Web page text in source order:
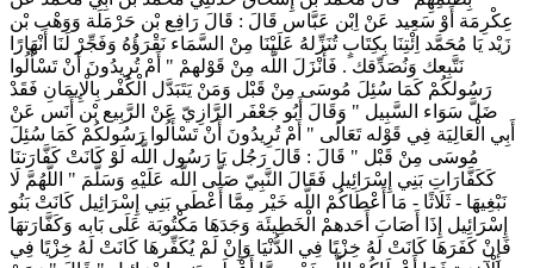
عِكْرِمَة أَوْ سَعِيد عَنْ اِبْن عَبَّاس قَالَ : قَالَ رَافِع بْن حَرْمَلَة وَوَهْب بْن
زَيْد يَا مُحَمَّد اِئْتِنَا بِكِتَابٍ تُنَزِّلهُ عَلَيْنَا مِنْ السَّمَاء نَقْرَؤُهُ وَفَجِّرْ لَنَا أَنْهَارًا
نَتَّبِعك وَنُصَدِّقك . فَأَنْزَلَ اللَّه مِنْ قَوْلهمْ " أَمْ تُرِيدُونَ أَنْ تَسْأَلُوا
رَسُولكُمْ كَمَا سُئِلَ مُوسَى مِنْ قَبْل وَمَنْ يَتَبَدَّل الْكُفْر بِالْإِيمَانِ فَقَدْ
ضَلَّ سَوَاء السَّبِيل " وَقَالَ أَبُو جَعْفَر الرَّازِيّ عَنْ الرَّبِيع بْن أَنَس عَنْ
أَبِي الْعَالِيَة فِي قَوْله تَعَالَى " أَمْ تُرِيدُونَ أَنْ تَسْأَلُوا رَسُولكُمْ كَمَا سُئِلَ
مُوسَى مِنْ قَبْل " قَالَ : قَالَ رَجُل يَا رَسُول اللَّه لَوْ كَانَتْ كَفَّارَتنَا
كَكَفَّارَاتِ بَنِي إِسْرَائِيل فَقَالَ النَّبِيّ صَلَّى اللَّه عَلَيْهِ وَسَلَّمَ " اللَّهُمَّ لَا
نَبْغِيهَا - ثَلَاثًا - مَا أَعْطَاكُمْ اللَّه خَيْر مِمَّا أَعْطَى بَنِي إِسْرَائِيل كَانَتْ بَنُو
إِسْرَائِيل إِذَا أَصَابَ أَحَدهمْ الْخَطِيئَة وَجَدَهَا مَكْتُوبَة عَلَى بَابه وَكَفَّارَتهَا
فَإِنْ كَفَرَهَا كَانَتْ لَهُ خِزْيًا فِي الدُّنْيَا وَإِنْ لَمْ يُكَفِّرهَا كَانَتْ لَهُ خِزْيًا فِي